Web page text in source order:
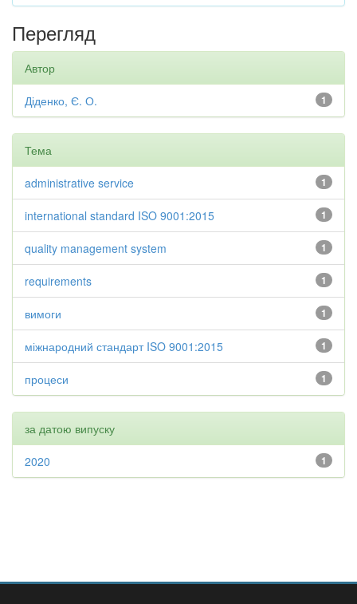
Перегляд
Автор
1
Діденко, Є. О.
Тема
1
administrative service
1
international standard ISO 9001:2015
1
quality management system
1
requirements
1
вимоги
1
міжнародний стандарт ISO 9001:2015
1
процеси
за датою випуску
1
2020